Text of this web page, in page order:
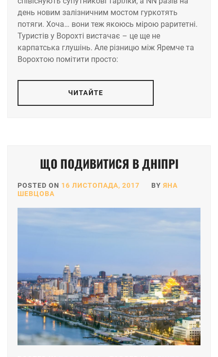
день новим залізничним мостом гуркотять
потяги. Хоча… вони теж якоюсь мірою раритетні.
Туристів у Ворохті вистачає – це ще не
карпатська глушінь. Але різницю між Яремче та
Ворохтою помітити просто:
ЧИТАЙТЕ
ЩО ПОДИВИТИСЯ В ДНІПРІ
POSTED ON 16 ЛИСТОПАДА, 2017 BY ЯНА
ШЕВЦОВА